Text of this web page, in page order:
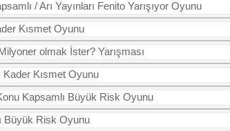
/ Arı Yayınları Fenito Yarışıyor Oyunu
Kısmet Oyunu
olmak İster? Yarışması
Kader Kısmet Oyunu
Kapsamlı Büyük Risk Oyunu
Büyük Risk Oyunu